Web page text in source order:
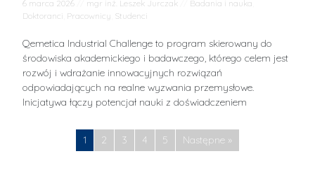
6 marca 2026 mgr inż. Leszek Jurczak Badania i nauka
Doktoranci Pracownicy Studenci
Qemetica Industrial Challenge to program skierowany do
środowiska akademickiego i badawczego, którego celem jest
rozwój i wdrażanie innowacyjnych rozwiązań
odpowiadających na realne wyzwania przemysłowe.
Inicjatywa łączy potencjał nauki z doświadczeniem
1 2 3 4 5 Następne »